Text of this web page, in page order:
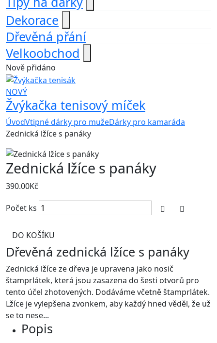
Dekorace
Dřevěná přání
Velkoobchod
Nově přidáno
NOVÝ
Žvýkačka tenisový míček
ÚvodVtipné dárky pro mužeDárky pro kamaráda
Zednická lžíce s panáky
Zednická lžíce s panáky
390.00Kč
Počet ks
DO KOŠÍKU
Dřevěná zednická lžíce s panáky
Zednická lžíce ze dřeva je upravena jako nosič
štamprlátek, která jsou zasazena do šesti otvorů pro
tento účel zhotovených. Dodáváme včetně štamprlátek.
Lžíce je vylepšena zvonkem, aby každý hned věděl, že už
se to nese...
Popis